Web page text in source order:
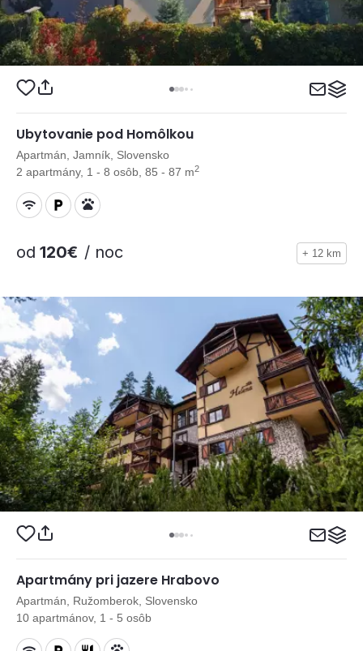
Ubytovanie pod Homôlkou
Apartmán, Jamník, Slovensko
2 apartmány, 1 - 8 osôb, 85 - 87 m2
od 120€ / noc + 12 km
Apartmány pri jazere Hrabovo
Apartmán, Ružomberok, Slovensko
10 apartmánov, 1 - 5 osôb